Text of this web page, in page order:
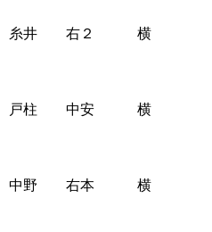
塁 糸井 右２ 横
戸柱 中安 横
中野 右本 横